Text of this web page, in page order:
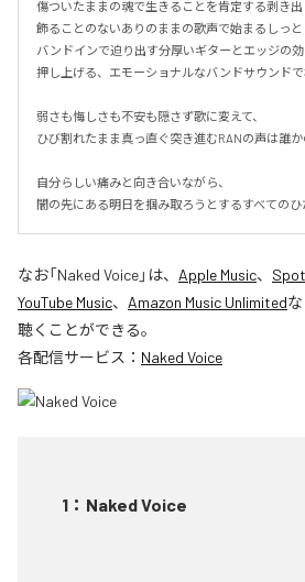
傷ついたままの魂で生きることを肯定する剥き出
飾ることのないありのままの歌声で始まるしっと
バンドインで迫り出す分厚いギターとエッジの
押し上げる、エモーショナルなバンドサウンドで
弱さも悔しさも不安も隠さず歌に変えて、
ひび割れたまま真っ直ぐ突き進むRANの声は誰か
自分らしい痛みと向き合いながら、
闇の先にある明日を掴み取ろうとするすべてのひ
なお「Naked Voice」は、 Apple Music、
YouTube Music、 Amazon Music Unlimited
聴くことができる。
各配信サービス： Naked Voice
1 ： Naked Voice